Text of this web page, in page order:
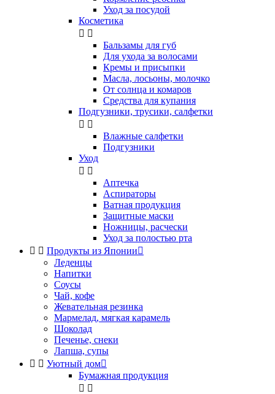
Уход за посудой
Косметика
 
Бальзамы для губ
Для ухода за волосами
Кремы и присыпки
Масла, лосьоны, молочко
От солнца и комаров
Средства для купания
Подгузники, трусики, салфетки
 
Влажные салфетки
Подгузники
Уход
 
Аптечка
Аспираторы
Ватная продукция
Защитные маски
Ножницы, расчески
Уход за полостью рта
  Продукты из Японии
Леденцы
Напитки
Соусы
Чай, кофе
Жевательная резинка
Мармелад, мягкая карамель
Шоколад
Печенье, снеки
Лапша, супы
  Уютный дом
Бумажная продукция
 